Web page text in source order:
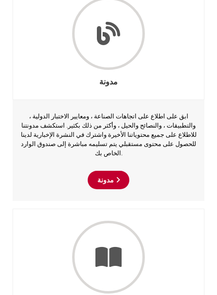
مدونة
ابق على اطلاع على اتجاهات الصناعة ، ومعايير الاختبار الدولية ،
والتطبيقات ، والنصائح والحيل ، وأكثر من ذلك بكثير. استكشف مدونتنا
للاطلاع على جميع محتوياتنا الأخيرة واشترك في النشرة الإخبارية لدينا
للحصول على محتوى مستقبلي يتم تسليمه مباشرة إلى صندوق الوارد
الخاص بك.
مدونة